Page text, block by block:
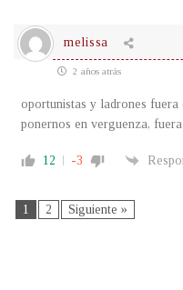
melissa
2 años atrás
oportunistas y ladrones fuera
ponernos en verguenza,
12 -3
1 2 Siguiente »